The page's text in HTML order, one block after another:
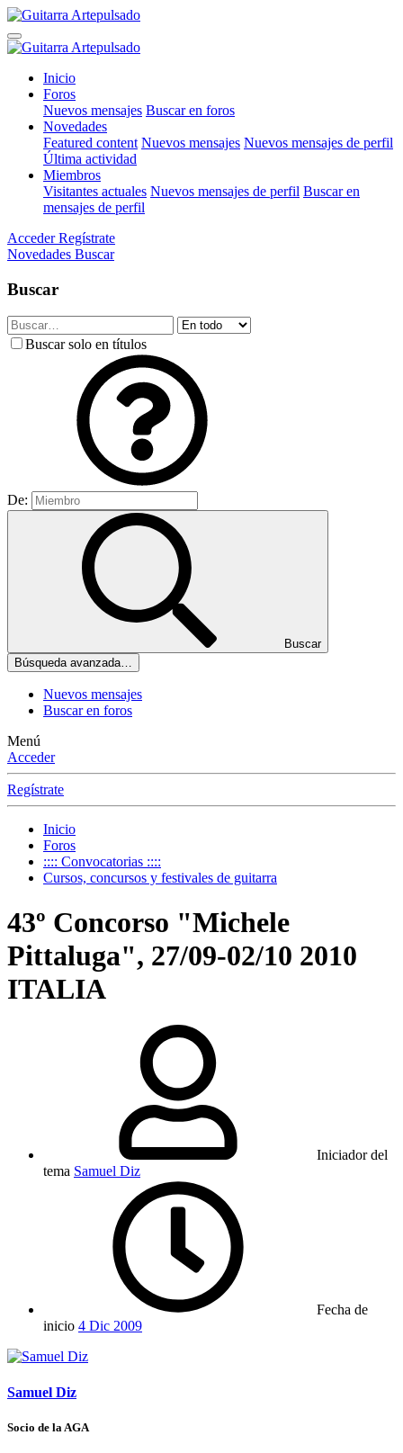
Inicio
Foros
Nuevos mensajes Buscar en foros
Novedades
Featured content Nuevos mensajes Nuevos mensajes de perfil
Última actividad
Miembros
Visitantes actuales Nuevos mensajes de perfil Buscar en
mensajes de perfil
Acceder Regístrate
Novedades Buscar
Buscar
Buscar solo en títulos
De:
Buscar
Búsqueda avanzada…
Nuevos mensajes
Buscar en foros
Menú
Acceder
Regístrate
Inicio
Foros
:::: Convocatorias ::::
Cursos, concursos y festivales de guitarra
43º Concorso "Michele
Pittaluga", 27/09-02/10 2010
ITALIA
Iniciador del
tema Samuel Diz
Fecha de
inicio 4 Dic 2009
Samuel Diz
Socio de la AGA